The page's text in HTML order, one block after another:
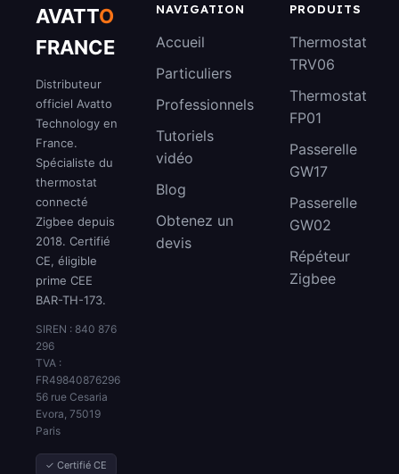
AVATTO
FRANCE
Distributeur
officiel Avatto
Technology en
France.
Spécialiste du
thermostat
connecté
Zigbee depuis
2018. Certifié
CE, éligible
prime CEE
BAR-TH-173.
SIREN : 840 876
296
TVA :
FR49840876296
56 rue Cesaria
Evora, 75019
Paris
✓ Certifié CE
NAVIGATION
Accueil
Particuliers
Professionnels
Tutoriels
vidéo
Blog
Obtenez un
devis
PRODUITS
Thermostat
TRV06
Thermostat
FP01
Passerelle
GW17
Passerelle
GW02
Répéteur
Zigbee